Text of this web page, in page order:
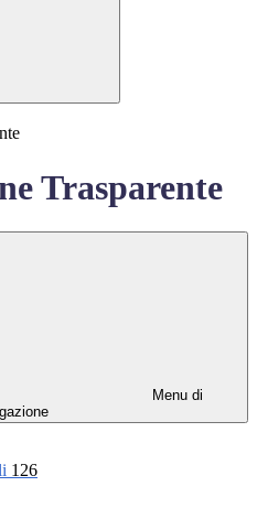
Trasparente
Menu di
126